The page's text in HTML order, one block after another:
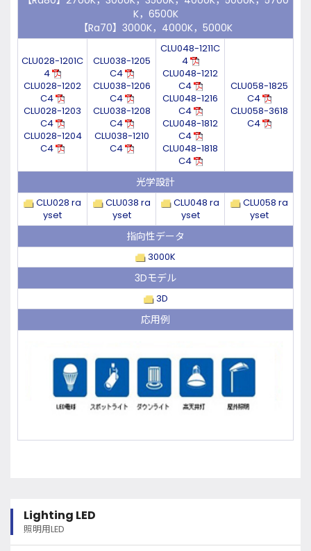
K，6500K
【Ra70】3000K，4000K，5000K
CLU028-1201C
4
CLU028-1202
C4
CLU028-1203
C4
CLU028-1204
C4
CLU038-1205
C4
CLU038-1206
C4
CLU038-1208
C4
CLU038-1210
C4
CLU048-1211C
4
CLU048-1212
C4
CLU048-1216
C4
CLU048-1812
C4
CLU048-1818
C4
CLU058-1825
C4
CLU058-3618
C4
光学設計
CLU028 ra
yset
CLU038 ra
yset
CLU048 ra
yset
CLU058 ra
yset
指向性データ
3000K
3Dモデル
3D
応用例
Lighting LED
照明用LED